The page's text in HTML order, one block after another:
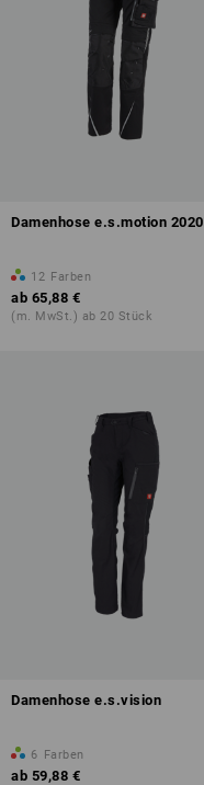
Damenhose e.s.motion 2020
12 Farben
ab 65,88 €
(m. MwSt.) ab 20 Stück
Damenhose e.s.vision
6 Farben
ab 59,88 €